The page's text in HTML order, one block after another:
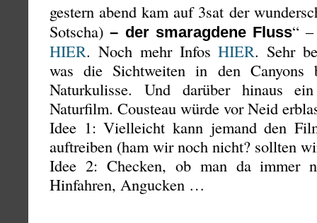
gestern abend kam auf 3sat der
Sotscha)– der smaragdene Fluss“
HIER. Noch mehr InfosHIER. Sehr
was die Sichtweiten in den Canyons
Naturkulisse. Und darüber hinaus
Naturfilm. Cousteau würde vor Neid
Idee 1: Vielleicht kann jemand den
auftreiben (ham wir noch nicht? sollten
Idee 2: Checken, ob man da immer
Hinfahren, Angucken …